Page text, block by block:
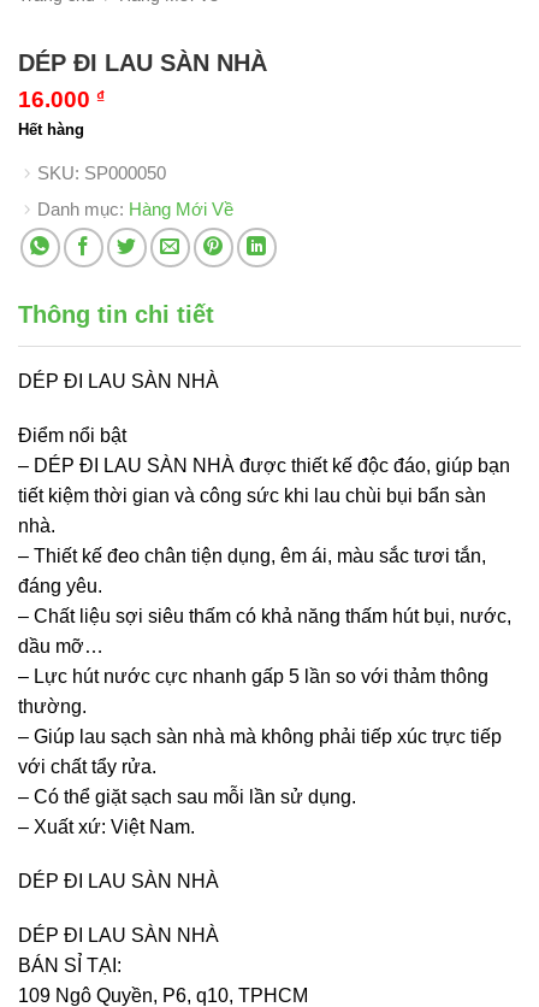
DÉP ĐI LAU SÀN NHÀ
16.000 ₫
Hết hàng
SKU: SP000050
Danh mục: Hàng Mới Về
Thông tin chi tiết
DÉP ĐI LAU SÀN NHÀ
Điểm nổi bật
– DÉP ĐI LAU SÀN NHÀ được thiết kế độc đáo, giúp bạn
tiết kiệm thời gian và công sức khi lau chùi bụi bẩn sàn
nhà.
– Thiết kế đeo chân tiện dụng, êm ái, màu sắc tươi tắn,
đáng yêu.
– Chất liệu sợi siêu thấm có khả năng thấm hút bụi, nước,
dầu mỡ…
– Lực hút nước cực nhanh gấp 5 lần so với thảm thông
thường.
– Giúp lau sạch sàn nhà mà không phải tiếp xúc trực tiếp
với chất tẩy rửa.
– Có thể giặt sạch sau mỗi lần sử dụng.
– Xuất xứ: Việt Nam.
DÉP ĐI LAU SÀN NHÀ
DÉP ĐI LAU SÀN NHÀ
BÁN SỈ TẠI:
109 Ngô Quyền, P6, q10, TPHCM